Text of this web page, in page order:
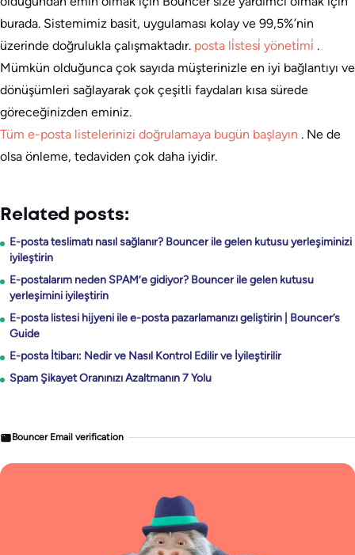
burada. Sistemimiz basit, uygulaması kolay ve 99,5%’nin
üzerinde doğrulukla çalışmaktadır. posta li̇stesi̇ yöneti̇mi̇ .
Mümkün olduğunca çok sayıda müşterinizle en iyi bağlantıyı ve
dönüşümleri sağlayarak çok çeşitli faydaları kısa sürede
göreceğinizden eminiz.
Tüm e-posta listelerinizi doğrulamaya bugün başlayın . Ne de
olsa önleme, tedaviden çok daha iyidir.
Related posts:
E-posta teslimatı nasıl sağlanır? Bouncer ile gelen kutusu yerleşiminizi
iyileştirin
E-postalarım neden SPAM’e gidiyor? Bouncer ile gelen kutusu
yerleşimini iyileştirin
E-posta listesi hijyeni ile e-posta pazarlamanızı geliştirin | Bouncer’s
Guide
E-posta İtibarı: Nedir ve Nasıl Kontrol Edilir ve İyileştirilir
Spam Şikayet Oranınızı Azaltmanın 7 Yolu
Bouncer Email verification